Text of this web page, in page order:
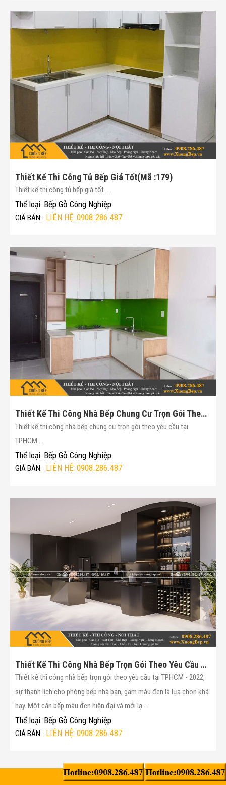
Thiết Kế Thi Công Tủ Bếp Giá Tốt(Mã :179)
Thiết kế thi công tủ bếp giá tốt....
Thể loại: Bếp Gỗ Công Nghiệp
GIÁ BÁN: LIÊN HỆ: 0908.286.487
Thiết Kế Thi Công Nhà Bếp Chung Cư Trọn Gói Theo Yêu Cầu Tại TPHCM(Mã :180)
Thiết kế thi công nhà bếp chung cư trọn gói theo yêu cầu tại
TPHCM....
Thể loại: Bếp Gỗ Công Nghiệp
GIÁ BÁN: LIÊN HỆ: 0908.286.487
Thiết Kế Thi Công Nhà Bếp Trọn Gói Theo Yêu Cầu Tại TPHCM - 2022(Mã :182)
Thiết kế thi công nhà bếp trọn gói theo yêu cầu tại TPHCM - 2022,
sự thanh lịch cho phòng bếp nhà bạn, gam màu đen là lựa chọn khá
hay. Một căn bếp màu đen hiện đại và mới lạ.....
Thể loại: Bếp Gỗ Công Nghiệp
GIÁ BÁN: LIÊN HỆ: 0908.286.487